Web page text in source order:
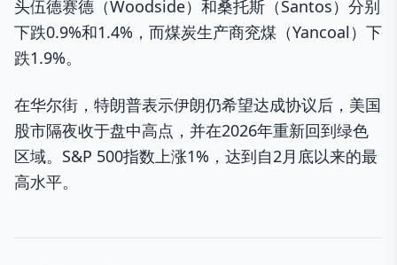
头伍德赛德（Woodside）和桑托斯（Santos）分别
下跌0.9%和1.4%，而煤炭生产商兖煤（Yancoal）下
跌1.9%。
在华尔街，特朗普表示伊朗仍希望达成协议后，美国
股市隔夜收于盘中高点，并在2026年重新回到绿色
区域。S&P 500指数上涨1%，达到自2月底以来的最
高水平。